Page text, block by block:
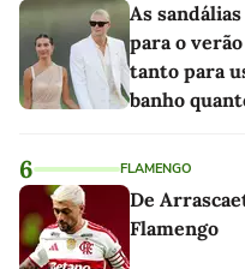
As
para o
tanto para
banho
6 FLAMENGO
De
Flamengo